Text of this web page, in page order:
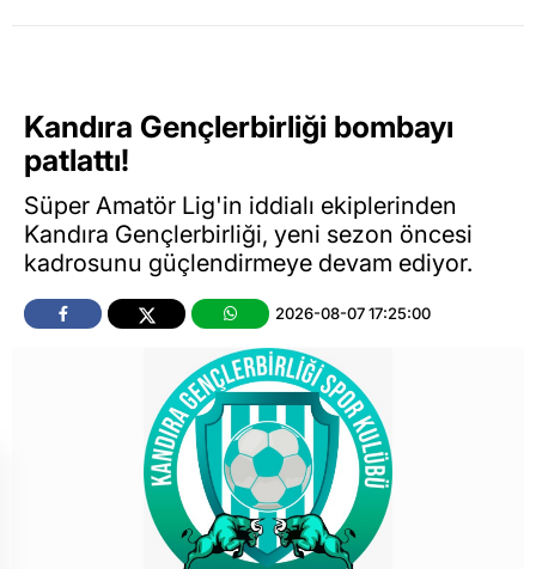
Kandıra Gençlerbirliği bombayı
patlattı!
Süper Amatör Lig'in iddialı ekiplerinden
Kandıra Gençlerbirliği, yeni sezon öncesi
kadrosunu güçlendirmeye devam ediyor.
2026-08-07 17:25:00